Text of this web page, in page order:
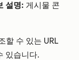
설명: 게시물 콘
할 수 있는 URL
있습니다.